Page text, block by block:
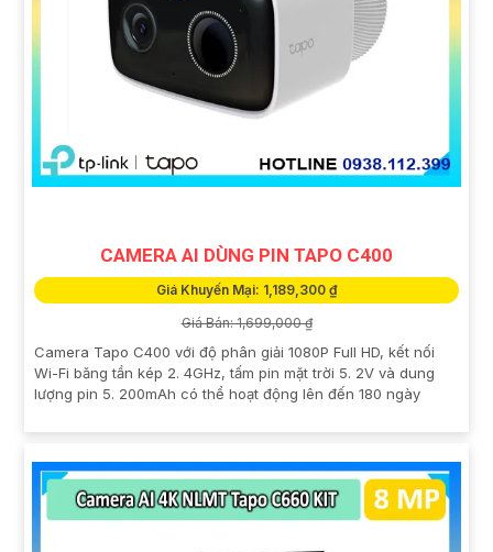
CAMERA AI DÙNG PIN TAPO C400
Giá Khuyến Mại: 1,189,300 ₫
Giá Bán: 1,699,000 ₫
Camera Tapo C400 với độ phân giải 1080P Full HD, kết nối
Wi-Fi băng tần kép 2. 4GHz, tấm pin mặt trời 5. 2V và dung
lượng pin 5. 200mAh có thể hoạt động lên đến 180 ngày